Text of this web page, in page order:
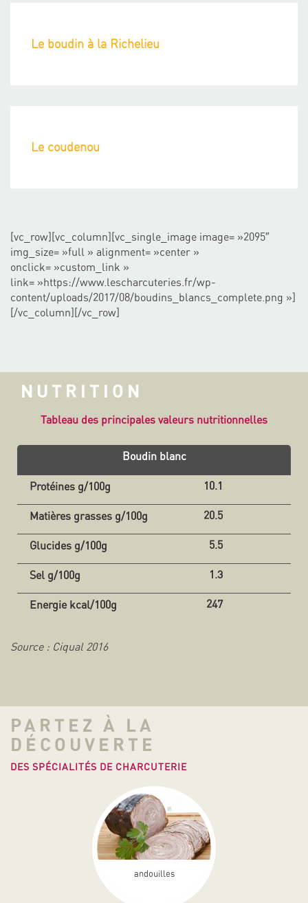
Le boudin à la Richelieu
Le coudenou
[vc_row][vc_column][vc_single_image image= »2095″
img_size= »full » alignment= »center »
onclick= »custom_link »
link= »https://www.lescharcuteries.fr/wp-
content/uploads/2017/08/boudins_blancs_complete.png »]
[/vc_column][/vc_row]
NUTRITION
Tableau des principales valeurs nutritionnelles
Boudin blanc
10.1
20.5
5.5
1.3
247
Source : Ciqual 2016
PARTEZ À LA
DÉCOUVERTE
DES SPÉCIALITÉS DE CHARCUTERIE
andouilles